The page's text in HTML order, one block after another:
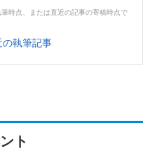
時点、または直近の記事の寄稿時点で
の執筆記事
ト